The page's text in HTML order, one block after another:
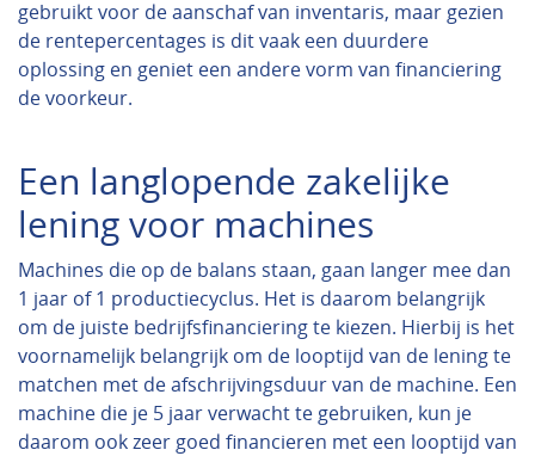
gebruikt voor de aanschaf van inventaris, maar gezien
de rentepercentages is dit vaak een duurdere
oplossing en geniet een andere vorm van financiering
de voorkeur.
Een langlopende zakelijke
lening voor machines
Machines die op de balans staan, gaan langer mee dan
1 jaar of 1 productiecyclus. Het is daarom belangrijk
om de juiste bedrijfsfinanciering te kiezen. Hierbij is het
voornamelijk belangrijk om de looptijd van de lening te
matchen met de afschrijvingsduur van de machine. Een
machine die je 5 jaar verwacht te gebruiken, kun je
daarom ook zeer goed financieren met een looptijd van